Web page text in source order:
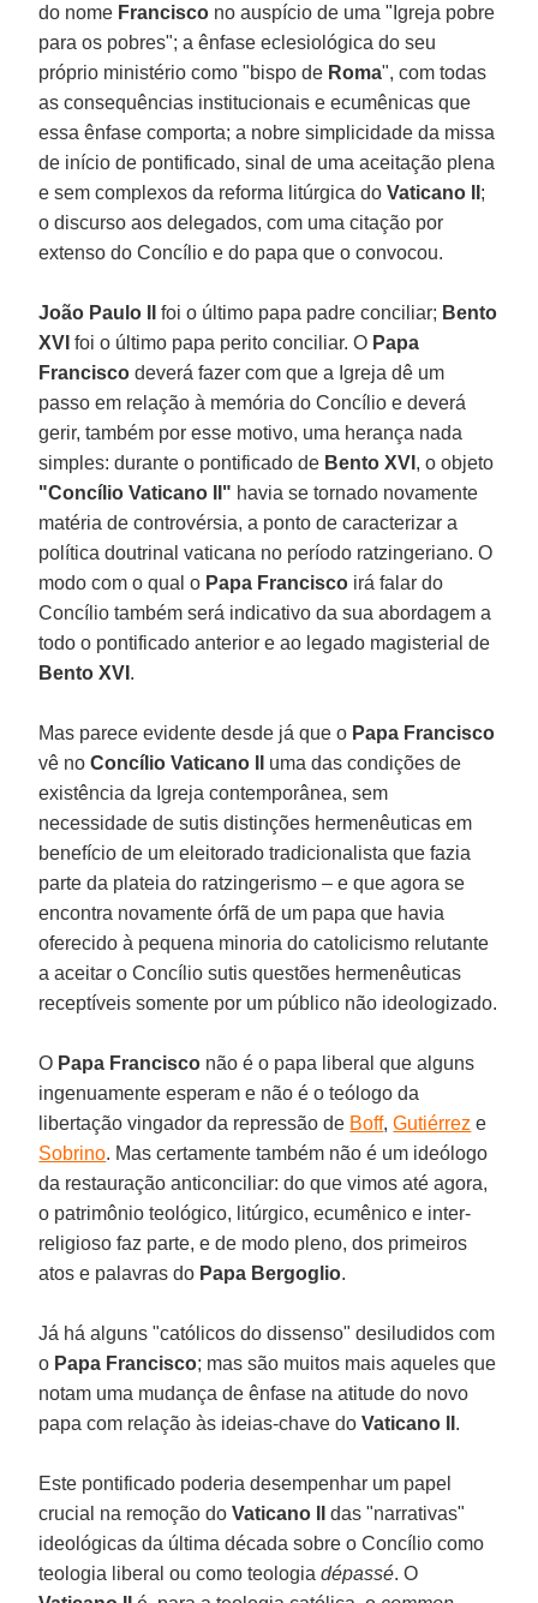
do nome Francisco no auspício de uma "Igreja pobre
para os pobres"; a ênfase eclesiológica do seu
próprio ministério como "bispo de Roma", com todas
as consequências institucionais e ecumênicas que
essa ênfase comporta; a nobre simplicidade da missa
de início de pontificado, sinal de uma aceitação plena
e sem complexos da reforma litúrgica doVaticano II ;
o discurso aos delegados, com uma citação por
extenso do Concílio e do papa que o convocou.
João Paulo IIfoi o último papa padre conciliar; Bento
XVIfoi o último papa perito conciliar. O Papa
Franciscodeverá fazer com que a Igreja dê um
passo em relação à memória do Concílio e deverá
gerir, também por esse motivo, uma herança nada
simples: durante o pontificado de Bento XVI , o objeto
"Concílio Vaticano II" havia se tornado novamente
matéria de controvérsia, a ponto de caracterizar a
política doutrinal vaticana no período ratzingeriano. O
modo com o qual o Papa Francisco irá falar do
Concílio também será indicativo da sua abordagem a
todo o pontificado anterior e ao legado magisterial de
Bento XVI .
Mas parece evidente desde já que o Papa Francisco
vê noConcílio Vaticano II uma das condições de
existência da Igreja contemporânea, sem
necessidade de sutis distinções hermenêuticas em
benefício de um eleitorado tradicionalista que fazia
parte da plateia do ratzingerismo – e que agora se
encontra novamente órfã de um papa que havia
oferecido à pequena minoria do catolicismo relutante
a aceitar o Concílio sutis questões hermenêuticas
receptíveis somente por um público não ideologizado.
O Papa Francisco não é o papa liberal que alguns
ingenuamente esperam e não é o teólogo da
libertação vingador da repressão de Boff,Gutiérrez e
Sobrino. Mas certamente também não é um ideólogo
da restauração anticonciliar: do que vimos até agora,
o patrimônio teológico, litúrgico, ecumênico e inter-
religioso faz parte, e de modo pleno, dos primeiros
atos e palavras do Papa Bergoglio.
Já há alguns "católicos do dissenso" desiludidos com
o Papa Francisco; mas são muitos mais aqueles que
notam uma mudança de ênfase na atitude do novo
papa com relação às ideias-chave doVaticano II .
Este pontificado poderia desempenhar um papel
crucial na remoção doVaticano IIdas "narrativas"
ideológicas da última década sobre o Concílio como
teologia liberal ou como teologiadépassé. O